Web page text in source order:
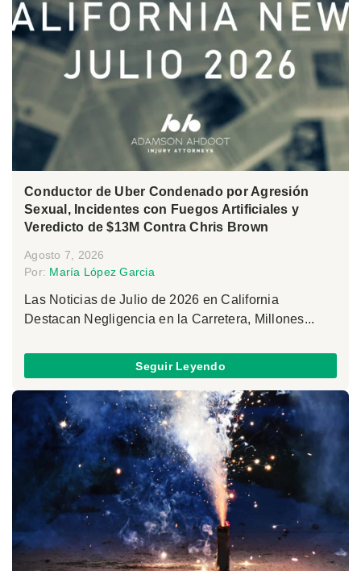
Conductor de Uber Condenado por Agresión
Sexual, Incidentes con Fuegos Artificiales y
Veredicto de $13M Contra Chris Brown
Agosto 7, 2026
Por: María López Garcia
Las Noticias de Julio de 2026 en California
Destacan Negligencia en la Carretera, Millones...
Seguir Leyendo